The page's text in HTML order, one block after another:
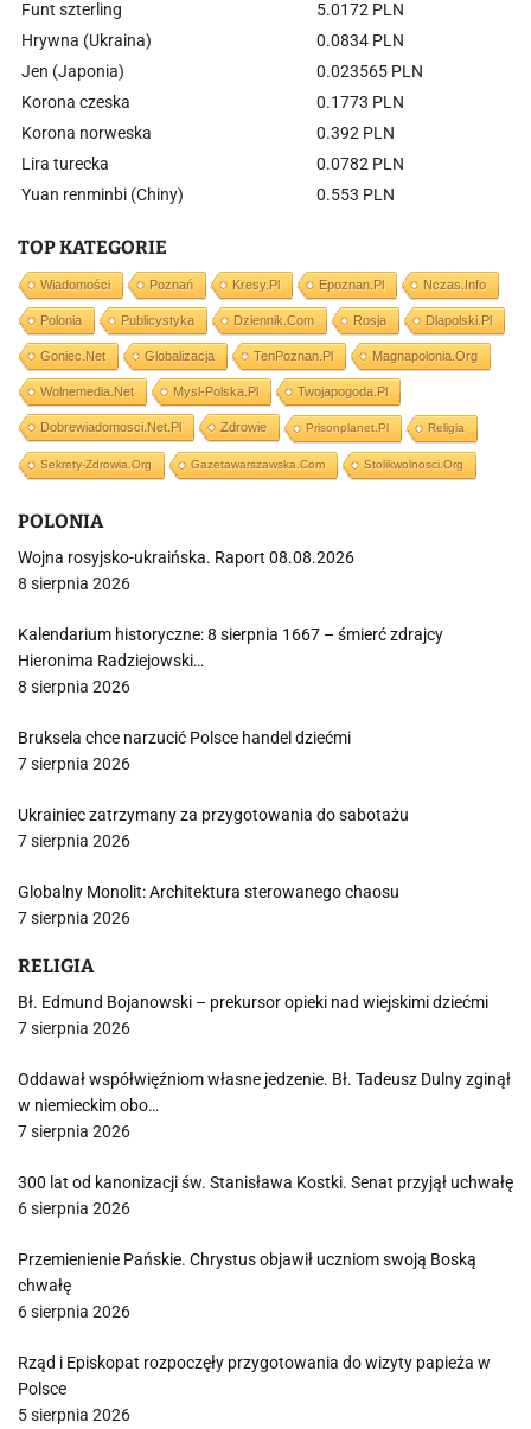
Funt szterling
5.0172 PLN
Hrywna (Ukraina)
0.0834 PLN
Jen (Japonia)
0.023565 PLN
Korona czeska
0.1773 PLN
Korona norweska
0.392 PLN
Lira turecka
0.0782 PLN
Yuan renminbi (Chiny)
0.553 PLN
TOP KATEGORIE
Wiadomości Poznań Kresy.pl Epoznan.pl Nczas.info
Polonia Publicystyka Dziennik.com Rosja Dlapolski.pl
Goniec.net Globalizacja TenPoznan.pl Magnapolonia.org
Wolnemedia.net Mysl-Polska.pl Twojapogoda.pl
Dobrewiadomosci.net.pl Zdrowie Prisonplanet.pl Religia
Sekrety-Zdrowia.org Gazetawarszawska.com Stolikwolnosci.org
POLONIA
Wojna rosyjsko-ukraińska. Raport 08.08.2026
8 sierpnia 2026
Kalendarium historyczne: 8 sierpnia 1667 – śmierć zdrajcy
Hieronima Radziejowski…
8 sierpnia 2026
Bruksela chce narzucić Polsce handel dziećmi
7 sierpnia 2026
Ukrainiec zatrzymany za przygotowania do sabotażu
7 sierpnia 2026
Globalny Monolit: Architektura sterowanego chaosu
7 sierpnia 2026
RELIGIA
Bł. Edmund Bojanowski – prekursor opieki nad wiejskimi dziećmi
7 sierpnia 2026
Oddawał współwięźniom własne jedzenie. Bł. Tadeusz Dulny zginął
w niemieckim obo…
7 sierpnia 2026
300 lat od kanonizacji św. Stanisława Kostki. Senat przyjął uchwałę
6 sierpnia 2026
Przemienienie Pańskie. Chrystus objawił uczniom swoją Boską
chwałę
6 sierpnia 2026
Rząd i Episkopat rozpoczęły przygotowania do wizyty papieża w
Polsce
5 sierpnia 2026